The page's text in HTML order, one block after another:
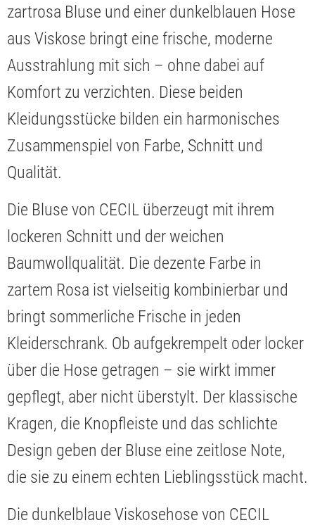
zartrosa Bluse und einer dunkelblauen Hose
aus Viskose bringt eine frische, moderne
Ausstrahlung mit sich – ohne dabei auf
Komfort zu verzichten. Diese beiden
Kleidungsstücke bilden ein harmonisches
Zusammenspiel von Farbe, Schnitt und
Qualität.
Die Bluse von CECIL überzeugt mit ihrem
lockeren Schnitt und der weichen
Baumwollqualität. Die dezente Farbe in
zartem Rosa ist vielseitig kombinierbar und
bringt sommerliche Frische in jeden
Kleiderschrank. Ob aufgekrempelt oder locker
über die Hose getragen – sie wirkt immer
gepflegt, aber nicht überstylt. Der klassische
Kragen, die Knopfleiste und das schlichte
Design geben der Bluse eine zeitlose Note,
die sie zu einem echten Lieblingsstück macht.
Die dunkelblaue Viskosehose von CECIL